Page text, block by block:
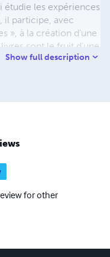
étudie les expériences
participe, avec
», à la création d'une
sont le fruit d'une
le plus
Show full description
for other